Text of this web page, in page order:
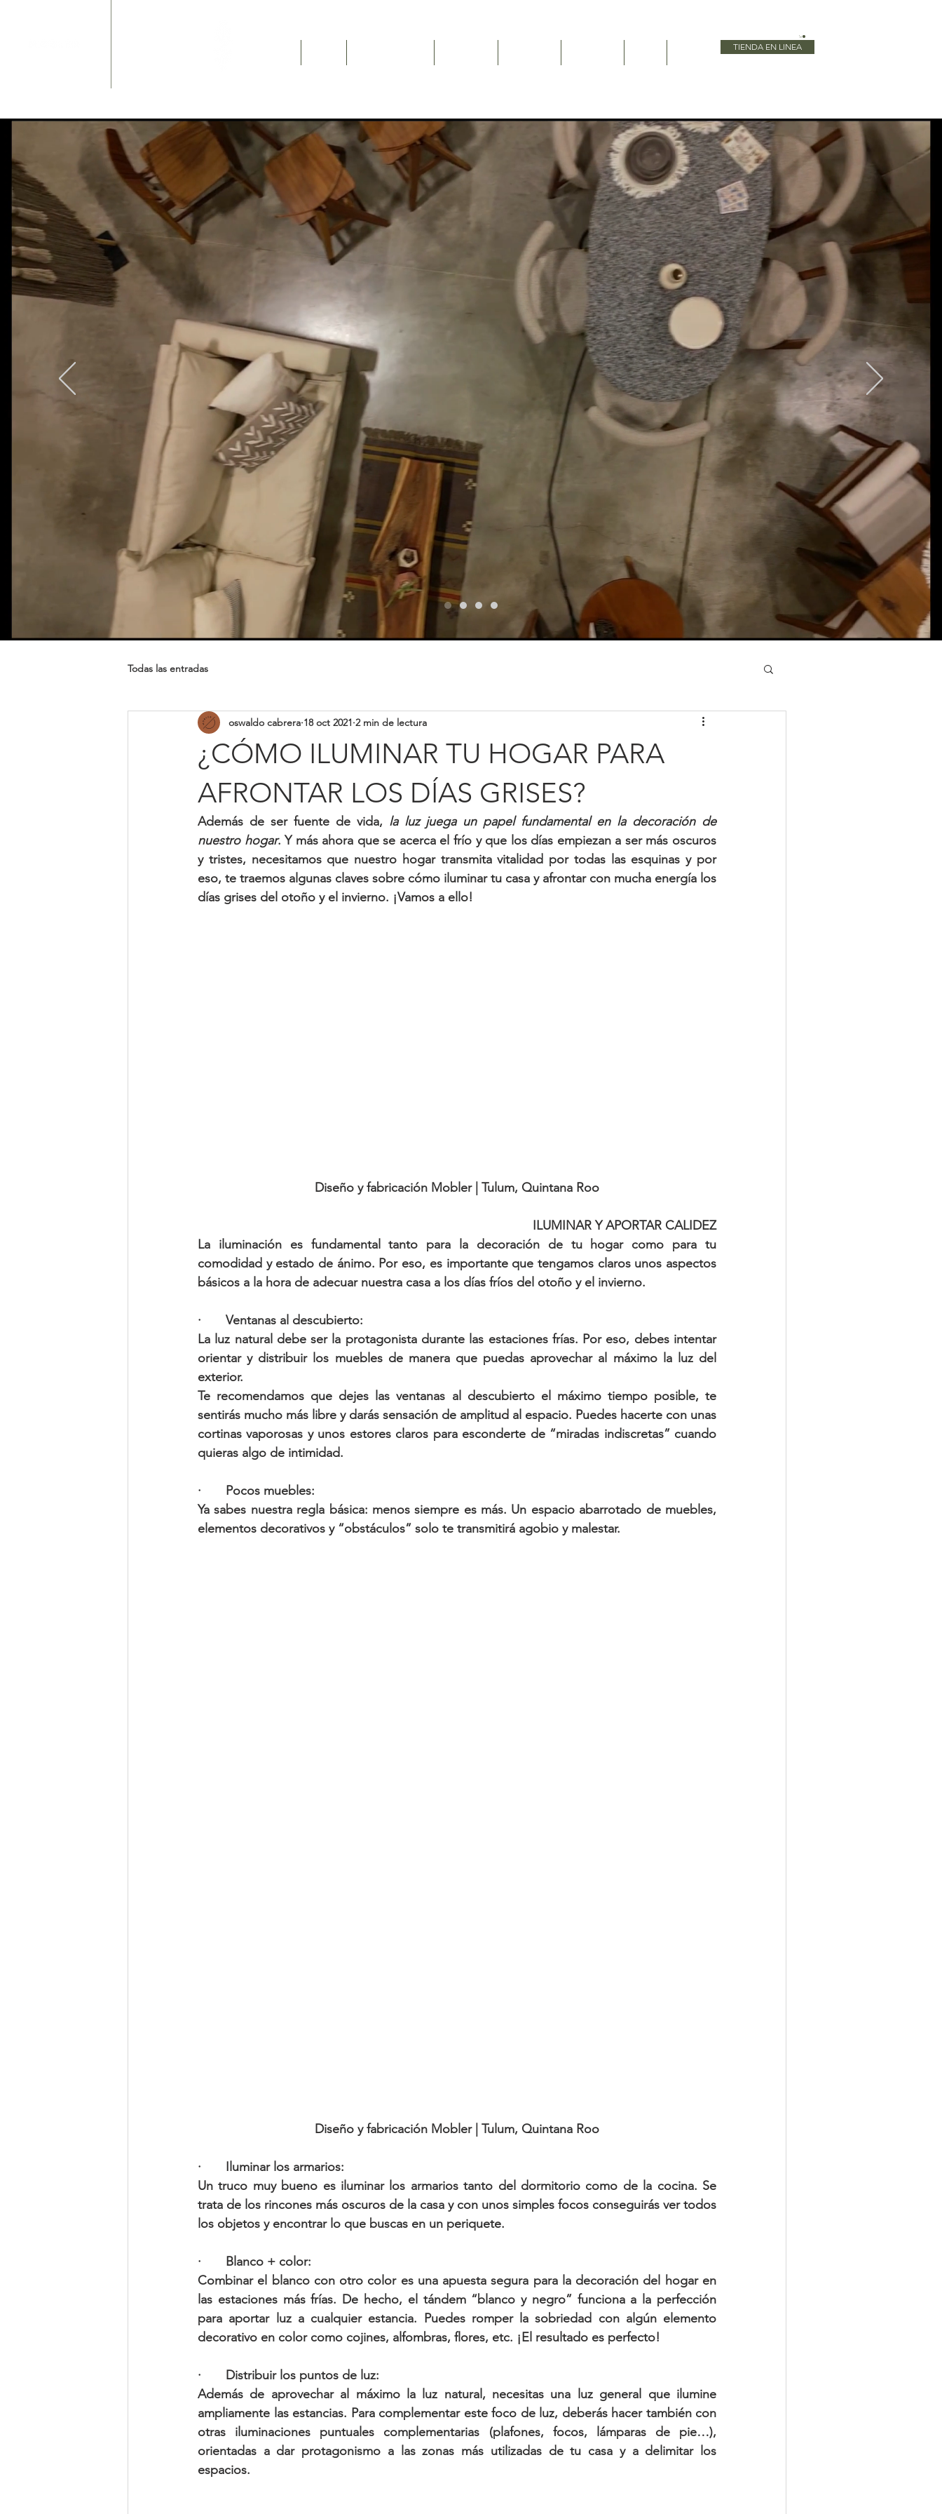
TIENDA EN LINEA
Todas las entradas
¿CÓMO ILUMINAR TU HOGAR PARA
AFRONTAR LOS DÍAS GRISES?
oswaldo cabrera 18 oct 2021 2 min de lectura
Además de ser fuente de vida, la luz juega un papel fundamental en la decoración de
nuestro hogar. Y más ahora que se acerca el frío y que los días empiezan a ser más oscuros
y tristes, necesitamos que nuestro hogar transmita vitalidad por todas las esquinas y por
eso, te traemos algunas claves sobre cómo iluminar tu casa y afrontar con mucha energía los
días grises del otoño y el invierno. ¡Vamos a ello!
Diseño y fabricación Mobler | Tulum, Quintana Roo
ILUMINAR Y APORTAR CALIDEZ
La iluminación es fundamental tanto para la decoración de tu hogar como para tu
comodidad y estado de ánimo. Por eso, es importante que tengamos claros unos aspectos
básicos a la hora de adecuar nuestra casa a los días fríos del otoño y el invierno.
·       Ventanas al descubierto:
La luz natural debe ser la protagonista durante las estaciones frías. Por eso, debes intentar
orientar y distribuir los muebles de manera que puedas aprovechar al máximo la luz del
exterior.
Te recomendamos que dejes las ventanas al descubierto el máximo tiempo posible, te
sentirás mucho más libre y darás sensación de amplitud al espacio. Puedes hacerte con unas
cortinas vaporosas y unos estores claros para esconderte de “miradas indiscretas” cuando
quieras algo de intimidad.
·       Pocos muebles:
Ya sabes nuestra regla básica: menos siempre es más. Un espacio abarrotado de muebles,
elementos decorativos y “obstáculos” solo te transmitirá agobio y malestar.
Diseño y fabricación Mobler | Tulum, Quintana Roo
·       Iluminar los armarios:
Un truco muy bueno es iluminar los armarios tanto del dormitorio como de la cocina. Se
trata de los rincones más oscuros de la casa y con unos simples focos conseguirás ver todos
los objetos y encontrar lo que buscas en un periquete.
·       Blanco + color:
Combinar el blanco con otro color es una apuesta segura para la decoración del hogar en
las estaciones más frías. De hecho, el tándem “blanco y negro” funciona a la perfección
para aportar luz a cualquier estancia. Puedes romper la sobriedad con algún elemento
decorativo en color como cojines, alfombras, flores, etc. ¡El resultado es perfecto!
·       Distribuir los puntos de luz:
Además de aprovechar al máximo la luz natural, necesitas una luz general que ilumine
ampliamente las estancias. Para complementar este foco de luz, deberás hacer también con
otras iluminaciones puntuales complementarias (plafones, focos, lámparas de pie…),
orientadas a dar protagonismo a las zonas más utilizadas de tu casa y a delimitar los
espacios.